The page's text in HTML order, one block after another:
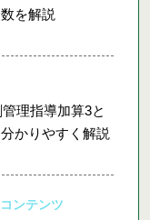
を解説
理指導加算3と
かりやすく解説
ンテンツ